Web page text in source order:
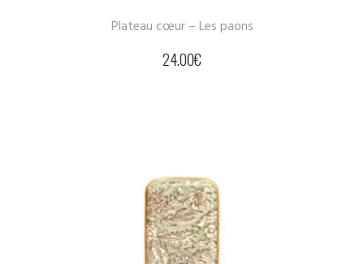
Plateau cœur – Les paons
24.00€